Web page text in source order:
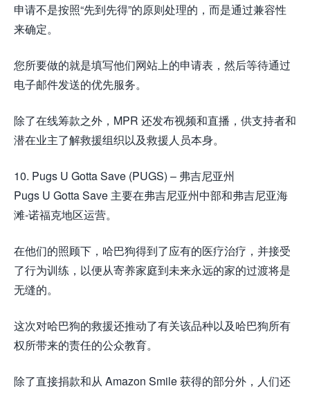
申请不是按照“先到先得”的原则处理的，而是通过兼容性
来确定。
您所要做的就是填写他们网站上的申请表，然后等待通过
电子邮件发送的优先服务。
除了在线筹款之外，MPR 还发布视频和直播，供支持者和
潜在业主了解救援组织以及救援人员本身。
10. Pugs U Gotta Save (PUGS) – 弗吉尼亚州
Pugs U Gotta Save 主要在弗吉尼亚州中部和弗吉尼亚海
滩-诺福克地区运营。
在他们的照顾下，哈巴狗得到了应有的医疗治疗，并接受
了行为训练，以便从寄养家庭到未来永远的家的过渡将是
无缝的。
这次对哈巴狗的救援还推动了有关该品种以及哈巴狗所有
权所带来的责任的公众教育。
除了直接捐款和从 Amazon Smile 获得的部分外，人们还